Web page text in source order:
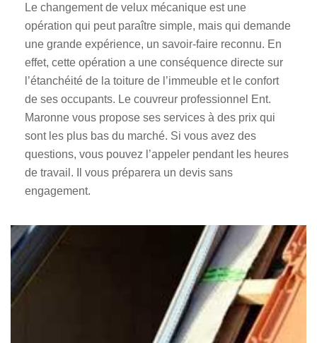
Le changement de velux mécanique est une
opération qui peut paraître simple, mais qui demande
une grande expérience, un savoir-faire reconnu. En
effet, cette opération a une conséquence directe sur
l’étanchéité de la toiture de l’immeuble et le confort
de ses occupants. Le couvreur professionnel Ent.
Maronne vous propose ses services à des prix qui
sont les plus bas du marché. Si vous avez des
questions, vous pouvez l’appeler pendant les heures
de travail. Il vous préparera un devis sans
engagement.